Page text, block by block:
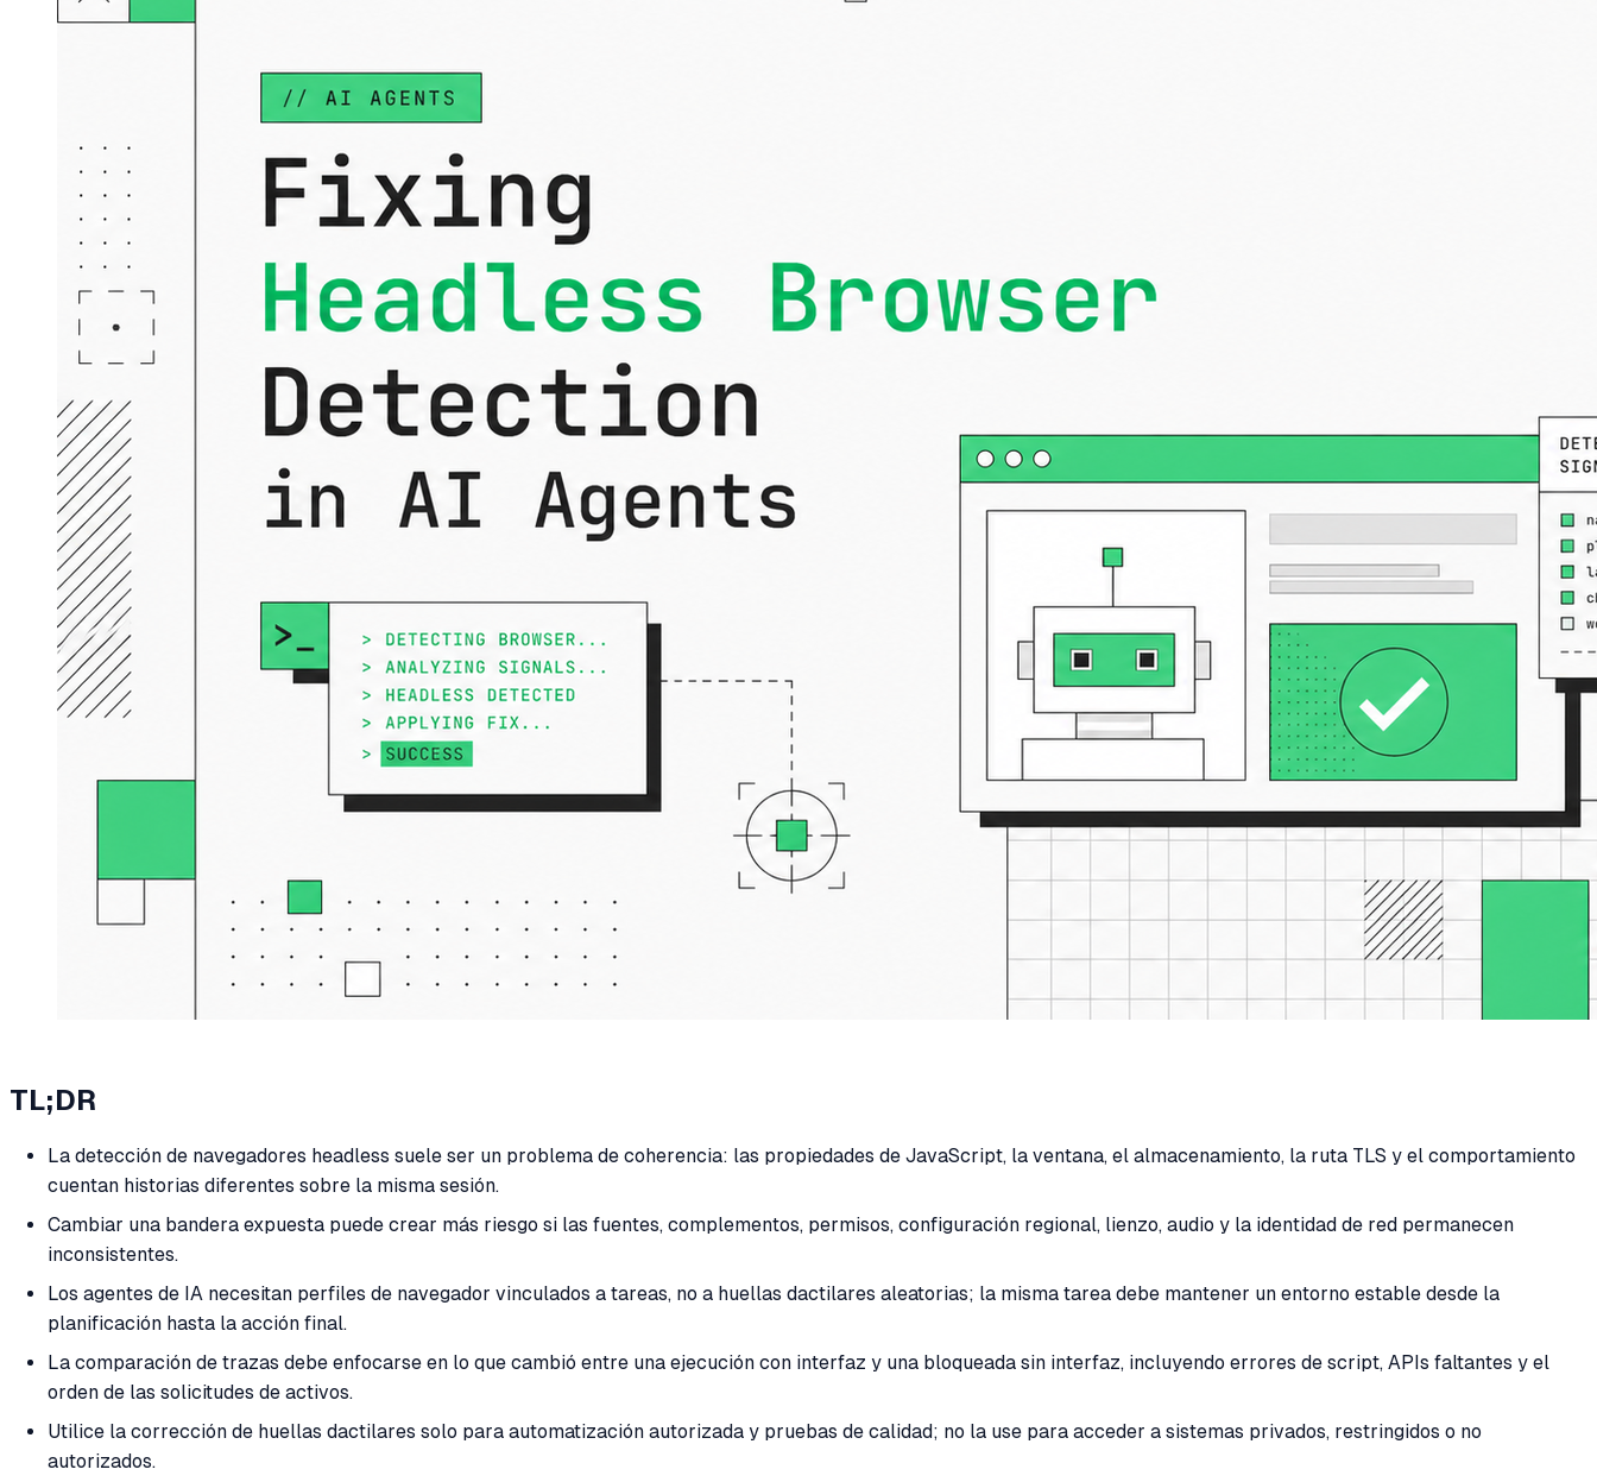
TL;DR
La detección de navegadores headless suele ser un problema de coherencia: las propiedades de JavaScript, la ventana, el almacenamiento, la ruta TLS y el comportamiento
cuentan historias diferentes sobre la misma sesión.
Cambiar una bandera expuesta puede crear más riesgo si las fuentes, complementos, permisos, configuración regional, lienzo, audio y la identidad de red permanecen
inconsistentes.
Los agentes de IA necesitan perfiles de navegador vinculados a tareas, no a huellas dactilares aleatorias; la misma tarea debe mantener un entorno estable desde la
planificación hasta la acción final.
La comparación de trazas debe enfocarse en lo que cambió entre una ejecución con interfaz y una bloqueada sin interfaz, incluyendo errores de script, APIs faltantes y el
orden de las solicitudes de activos.
Utilice la corrección de huellas dactilares solo para automatización autorizada y pruebas de calidad; no la use para acceder a sistemas privados, restringidos o no
autorizados.